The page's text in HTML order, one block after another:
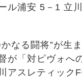
ル浦安 5－1 立
なる闘将”が生
が「対ピヴォへ
アスレティック